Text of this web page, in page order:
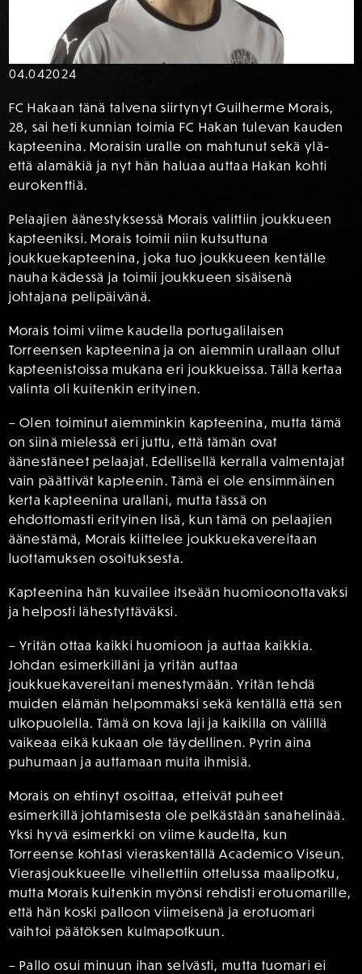
04.042024
FC Hakaan tänä talvena siirtynyt Guilherme Morais,
28, sai heti kunnian toimia FC Hakan tulevan kauden
kapteenina. Moraisin uralle on mahtunut sekä ylä-
että alamäkiä ja nyt hän haluaa auttaa Hakan kohti
eurokenttiä.
Pelaajien äänestyksessä Morais valittiin joukkueen
kapteeniksi. Morais toimii niin kutsuttuna
joukkuekapteenina, joka tuo joukkueen kentälle
nauha kädessä ja toimii joukkueen sisäisenä
johtajana pelipäivänä.
Morais toimi viime kaudella portugalilaisen
Torreensen kapteenina ja on aiemmin urallaan ollut
kapteenistoissa mukana eri joukkueissa. Tällä kertaa
valinta oli kuitenkin erityinen.
– Olen toiminut aiemminkin kapteenina, mutta tämä
on siinä mielessä eri juttu, että tämän ovat
äänestäneet pelaajat. Edellisellä kerralla valmentajat
vain päättivät kapteenin. Tämä ei ole ensimmäinen
kerta kapteenina urallani, mutta tässä on
ehdottomasti erityinen lisä, kun tämä on pelaajien
äänestämä, Morais kiittelee joukkuekavereitaan
luottamuksen osoituksesta.
Kapteenina hän kuvailee itseään huomioonottavaksi
ja helposti lähestyttäväksi.
– Yritän ottaa kaikki huomioon ja auttaa kaikkia.
Johdan esimerkilläni ja yritän auttaa
joukkuekavereitani menestymään. Yritän tehdä
muiden elämän helpommaksi sekä kentällä että sen
ulkopuolella. Tämä on kova laji ja kaikilla on välillä
vaikeaa eikä kukaan ole täydellinen. Pyrin aina
puhumaan ja auttamaan muita ihmisiä.
Morais on ehtinyt osoittaa, etteivät puheet
esimerkillä johtamisesta ole pelkästään sanahelinää.
Yksi hyvä esimerkki on viime kaudelta, kun
Torreense kohtasi vieraskentällä Academico Viseun.
Vierasjoukkueelle vihellettiin ottelussa maalipotku,
mutta Morais kuitenkin myönsi rehdisti erotuomarille,
että hän koski palloon viimeisenä ja erotuomari
vaihtoi päätöksen kulmapotkuun.
– Pallo osui minuun ihan selvästi, mutta tuomari ei